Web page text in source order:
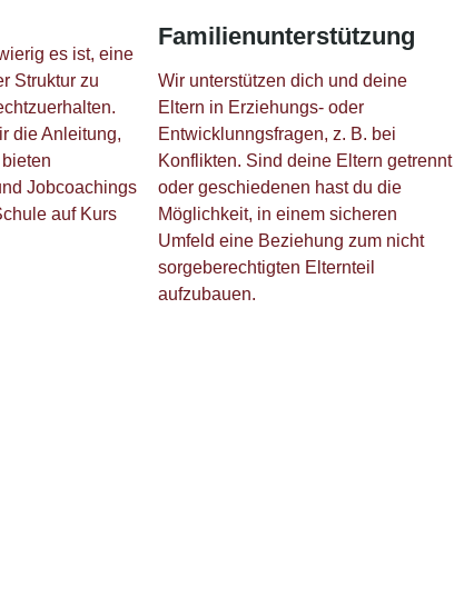
es ist, eine
Struktur zu
die Anleitung,
Jobcoachings
auf Kurs
Familienunterstützung
Wir unterstützen dich und deine
Eltern in Erziehungs- oder
Entwicklunngsfragen, z. B. bei
Konflikten. Sind deine Eltern getrennt
oder geschiedenen hast du die
Möglichkeit, in einem sicheren
Umfeld eine Beziehung zum nicht
sorgeberechtigten Elternteil
aufzubauen.